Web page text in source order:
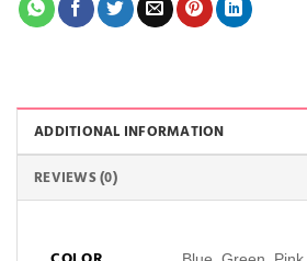
ADDITIONAL INFORMATION
REVIEWS (0)